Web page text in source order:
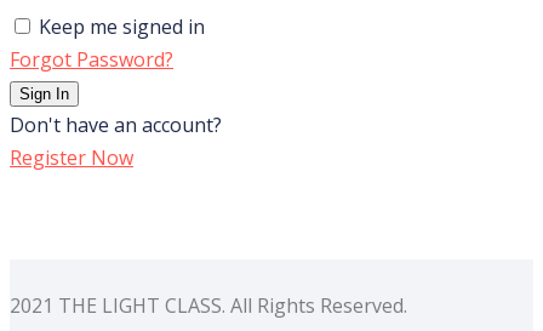
Keep me signed in
Forgot Password?
Sign In
Don't have an account?
Register Now
2021 THE LIGHT CLASS. All Rights Reserved.